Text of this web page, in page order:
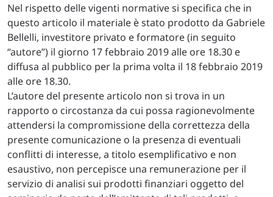
Nel rispetto delle vigenti normative si specifica che in
questo articolo il materiale è stato prodotto da Gabriele
Bellelli, investitore privato e formatore (in seguito
“autore”) il giorno 17 febbraio 2019 alle ore 18.30 e
diffusa al pubblico per la prima volta il 18 febbraio 2019
alle ore 18.30.
L’autore del presente articolo non si trova in un
rapporto o circostanza da cui possa ragionevolmente
attendersi la compromissione della correttezza della
presente comunicazione o la presenza di eventuali
conflitti di interesse, a titolo esemplificativo e non
esaustivo, non percepisce una remunerazione per il
servizio di analisi sui prodotti finanziari oggetto del